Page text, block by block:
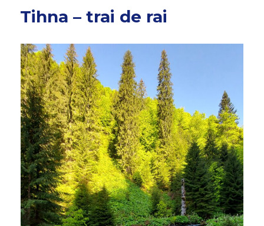
Tihna – trai de rai